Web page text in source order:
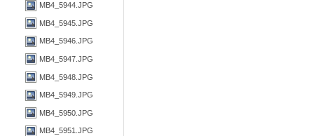
MB4_5944.JPG
MB4_5945.JPG
MB4_5946.JPG
MB4_5947.JPG
MB4_5948.JPG
MB4_5949.JPG
MB4_5950.JPG
MB4_5951.JPG